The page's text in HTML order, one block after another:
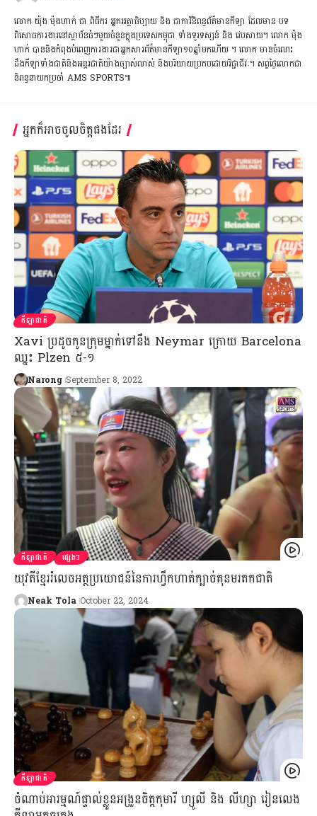
លោក យ៉ុង ម៉ុងហាក់ ជា ពិធីករ អ្នកអត្ថាធិប្បាយ និង ជាការីនិពន្ធព័ត៌មានកីឡា ដែលមាន បទ
ពិសោធការងារនៅស្ថាប័នធំៗមួយចំនួនក្នុងប្រទេសកម្ពុជា ទាំងទូរទស្សន៍ និង វេបសាយ។ លោក ម៉ុង
ហាក់ បាននិងកំពុងបំពេញការងារជាអ្នកសារព័ត៌មានកីឡា១០ឆ្នាំមកហើយ ។ លោក មានចំណេះ
ដឹងកីឡាទាំងជាតិនិងអន្តរជាតិយ៉ាងច្បាស់លាស់ និងបរិយាយប្រកបដោយវិជ្ជាជីវៈ។ សព្វថ្ងៃ​លោកជា​
និពន្ធនាយកប្រចាំ AMS SPORTS៕
អ្នកក៏អាចចូលចិត្តផងដែរ
កីឡាជាតិ
Xavi ប្រដូចកូនក្រុមម្នាក់ទៅនឹង Neymar ក្រោយ Barcelona
ឈ្នះ Plzen ៥-១
Narong September 8, 2022
កីឡាជាតិ ផ្សេងៗ
យុវតីខ្មែររំលេចអត្ថប្រយោជន៍នៃការហ្វឹកហាត់ក្បាច់គុនមរតកជាតិ
Neak Tola October 22, 2024
កីឡាជាតិ
ចំណាប់អារម្មណ៍ផ្ទាល់ខ្លួនអង្រួនចិត្តកុមារី ហ្សូលី និង លីហ្សា រៀនលេង